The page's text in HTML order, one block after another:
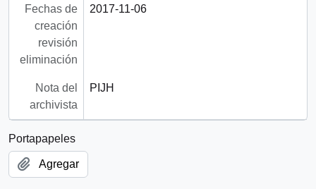
Fechas de
creación
revisión
eliminación
2017-11-06
Nota del
archivista
PIJH
Portapapeles
Agregar